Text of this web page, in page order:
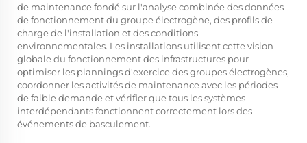
de maintenance fondé sur l'analyse combinée des données
de fonctionnement du groupe électrogène, des profils de
charge de l'installation et des conditions
environnementales. Les installations utilisent cette vision
globale du fonctionnement des infrastructures pour
optimiser les plannings d'exercice des groupes électrogènes,
coordonner les activités de maintenance avec les périodes
de faible demande et vérifier que tous les systèmes
interdépendants fonctionnent correctement lors des
événements de basculement.